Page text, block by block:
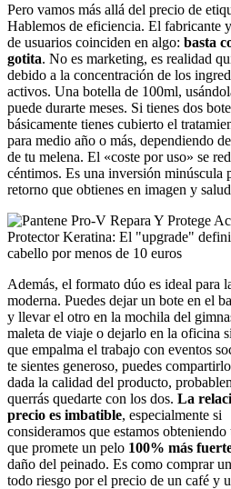
Pero vamos más allá del precio de
Hablemos de eficiencia. El fabricante
de usuarios coinciden en algo: basta
gotita. No es marketing, es realidad
debido a la concentración de los
activos. Una botella de 100ml,
puede durarte meses. Si tienes dos
básicamente tienes cubierto el
para medio año o más, dependiendo
de tu melena. El «coste por uso» se
céntimos. Es una inversión minúscula
retorno que obtienes en imagen y
Además, el formato dúo es ideal para
moderna. Puedes dejar un bote en el
y llevar el otro en la mochila del
maleta de viaje o dejarlo en la oficina
que empalma el trabajo con eventos
te sientes generoso, puedes
dada la calidad del producto,
querrás quedarte con los dos. La
precio es imbatible, especialmente si
consideramos que estamos
que promete un pelo 100% más
daño del peinado. Es como comprar
todo riesgo por el precio de un café y